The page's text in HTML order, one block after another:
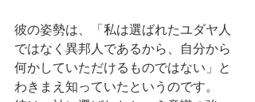
彼の姿勢は、「私は選ばれたユダヤ人
ではなく異邦人であるから、自分から
何かしていただけるものではない」と
わきまえ知っていたというのです。